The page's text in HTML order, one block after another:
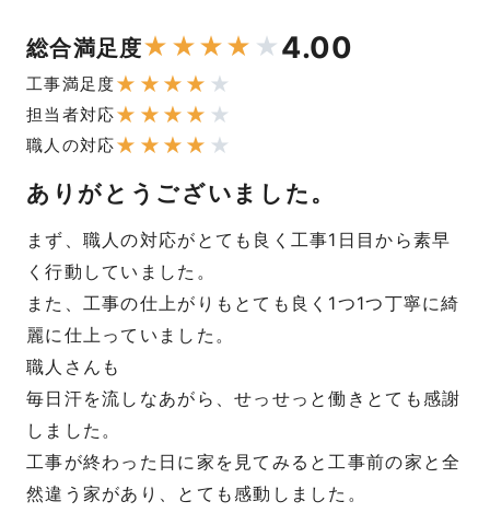
総合満足度★ ★★★ ★ 4.00
工事満足度★ ★ ★ ★ ★
担当者対応★ ★ ★ ★ ★
職人の対応★ ★ ★ ★ ★
ありがとうございました。
まず、職人の対応がとても良く工事1日目から素早
く行動していました。
また、工事の仕上がりもとても良く1つ1つ丁寧に綺
麗に仕上っていました。
職人さんも
毎日汗を流しなあがら、せっせっと働きとても感謝
しました。
工事が終わった日に家を見てみると工事前の家と全
然違う家があり、とても感動しました。